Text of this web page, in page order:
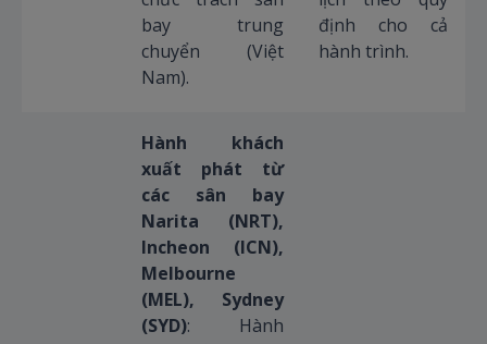
bay trung
chuyển (Việt
Nam).
định cho cả
hành trình.
Hành khách
xuất phát từ
các sân bay
Narita (NRT),
Incheon (ICN),
Melbourne
(MEL), Sydney
(SYD): Hành